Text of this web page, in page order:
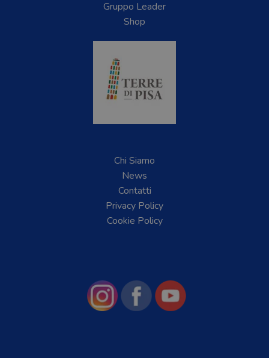
Gruppo Leader
Shop
Chi Siamo
News
Contatti
Privacy Policy
Cookie Policy